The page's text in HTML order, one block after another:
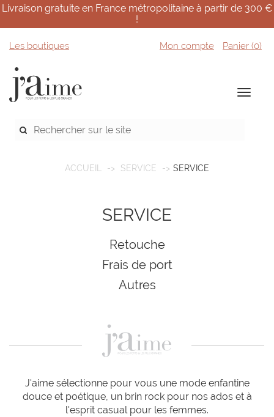
Livraison gratuite en France métropolitaine à partir de 300 €
!
Les boutiques Mon compte Panier (0)
ACCUEIL SERVICE SERVICE
SERVICE
Retouche
Frais de port
Autres
J'aime sélectionne pour vous une mode enfantine
douce et poétique, un brin rock pour nos ados et à
l'esprit casual pour les femmes.